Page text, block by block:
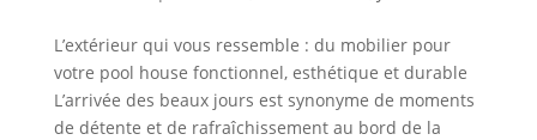
L’extérieur qui vous ressemble : du mobilier pour
votre pool house fonctionnel, esthétique et durable
L’arrivée des beaux jours est synonyme de moments
de détente et de rafraîchissement au bord de la